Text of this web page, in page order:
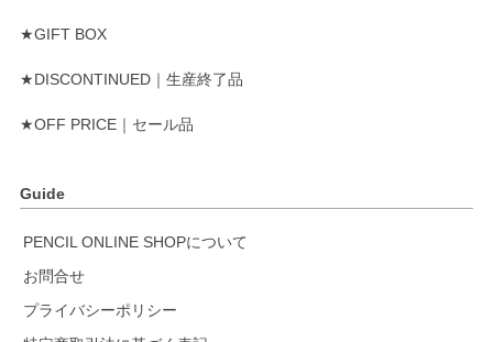
★GIFT BOX
★DISCONTINUED｜生産終了品
★OFF PRICE｜セール品
Guide
PENCIL ONLINE SHOPについて
お問合せ
プライバシーポリシー